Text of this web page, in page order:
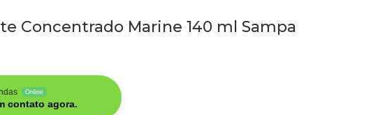
Concentrado Marine 140 ml Sampa
Online
contato agora.